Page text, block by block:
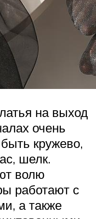
на выход
очень
кружево,
шелк.
волю
работают с
а также